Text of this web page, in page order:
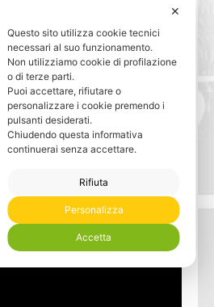
Karl Popper
✕
Questo sito utilizza cookie tecnici
necessari al suo funzionamento.
Non utilizziamo cookie di profilazione
o di terze parti.
Puoi accettare, rifiutare o
personalizzare i cookie premendo i
pulsanti desiderati.
Chiudendo questa informativa
continuerai senza accettare.
Accetta
Rifiuta
Personalizza